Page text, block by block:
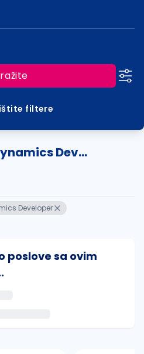
filtere
Dev...
Developer
poslove sa ovim